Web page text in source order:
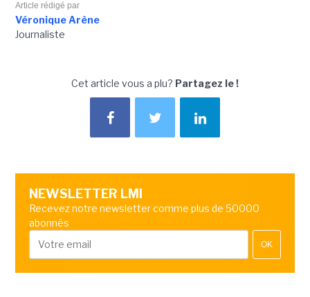
Article rédigé par
Véronique Arène
Journaliste
Cet article vous a plu? Partagez le !
NEWSLETTER LMI
Recevez notre newsletter comme plus de 50000
abonnés
OK